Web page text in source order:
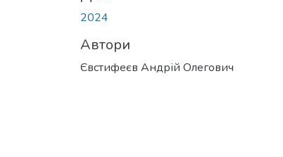
2024
Автори
Євстифеєв Андрій Олегович